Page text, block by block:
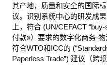
其产地，质量和安全的国际
议。识别系统中心的研发成
上，符合 (UN/CEFACT
付款»）要求的数字化商务-
符合WTO和ICC的
Paperless Trade”) 建议（跨